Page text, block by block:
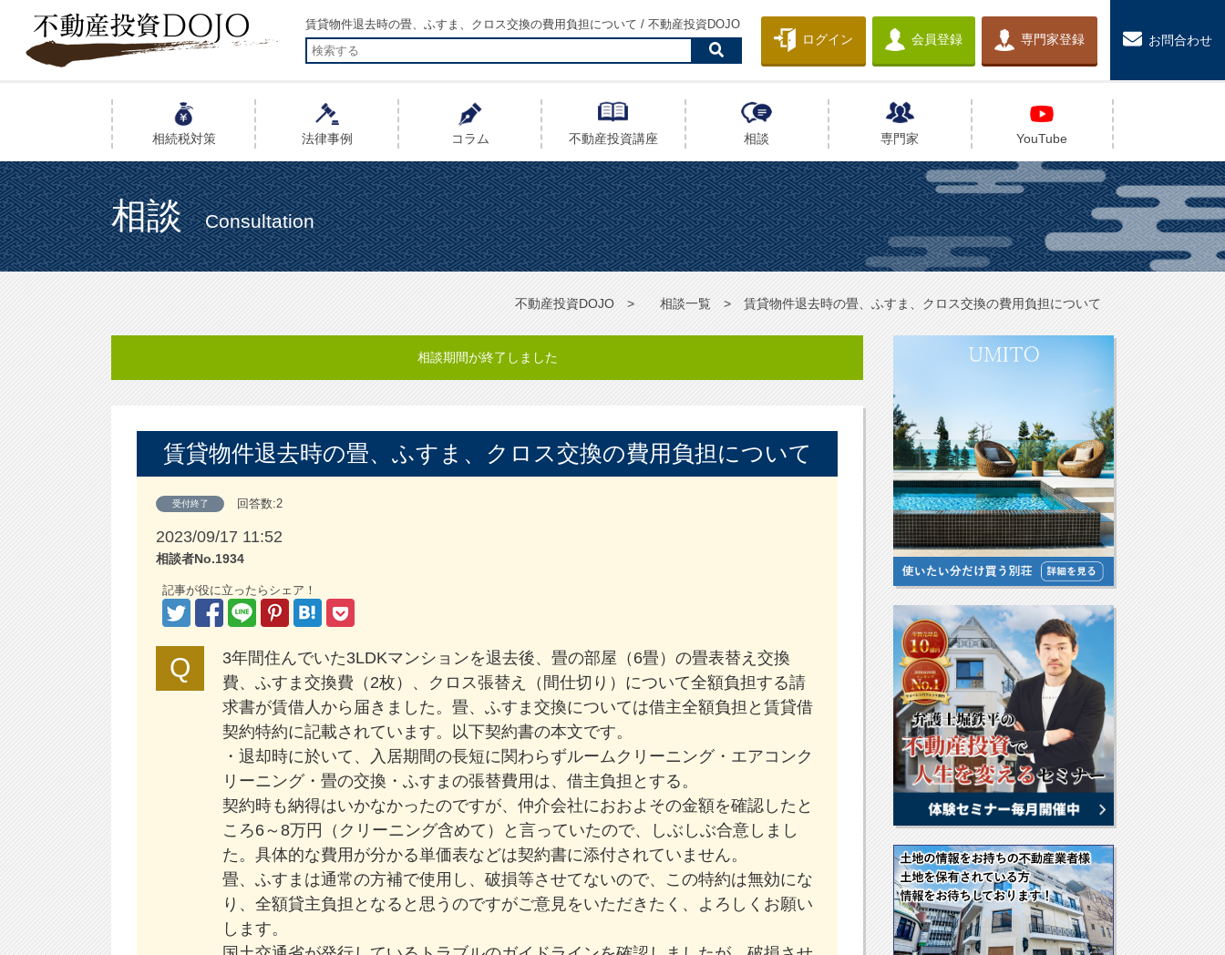
賃貸物件退去時の畳、ふすま、クロス交換の費用負担について / 不動産投資DOJO
ログイン 会員登録 専門家登録 お問合わせ
相続税対策 法律事例 コラム 不動産投資講座 相談 専門家 YouTube
相談 Consultation
不動産投資DOJO 相談一覧 賃貸物件退去時の畳、ふすま、クロス交換の費用負担について
相談期間が終了しました
賃貸物件退去時の畳、ふすま、クロス交換の費用負担について
受付終了 回答数:2
2023/09/17 11:52
相談者No.1934
記事が役に立ったらシェア！
3年間住んでいた3LDKマンションを退去後、畳の部屋（6畳）の畳表替え交換
費、ふすま交換費（2枚）、クロス張替え（間仕切り）について全額負担する請
求書が賃借人から届きました。畳、ふすま交換については借主全額負担と賃貸借
契約特約に記載されています。以下契約書の本文です。
・退却時に於いて、入居期間の長短に関わらずルームクリーニング・エアコンク
リーニング・畳の交換・ふすまの張替費用は、借主負担とする。
契約時も納得はいかなかったのですが、仲介会社におおよその金額を確認したと
ころ6～8万円（クリーニング含めて）と言っていたので、しぶしぶ合意しまし
た。具体的な費用が分かる単価表などは契約書に添付されていません。
畳、ふすまは通常の方補で使用し、破損等させてないので、この特約は無効にな
り、全額貸主負担となると思うのですがご意見をいただきたく、よろしくお願い
します。